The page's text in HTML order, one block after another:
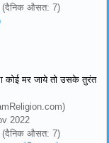
(दैनिक औसत: 7)
कोई मर जाये तो उसके तुरंत
2022
(दैनिक औसत: 7)